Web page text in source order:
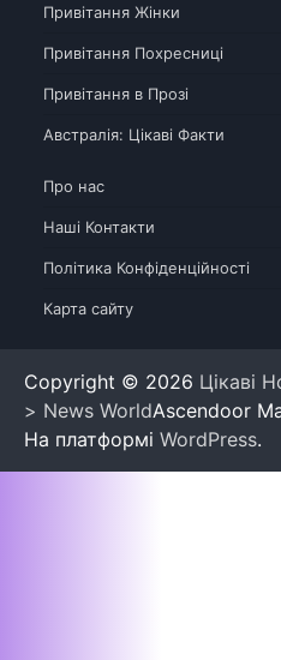
Привітання Жінки
Привітання Похресниці
Привітання в Прозі
Австралія: Цікаві Факти
Про нас
Наші Контакти
Політика Конфіденційності
Карта сайту
Copyright © 2026 Цікаві
> News WorldAscendoor
На платформі WordPress.